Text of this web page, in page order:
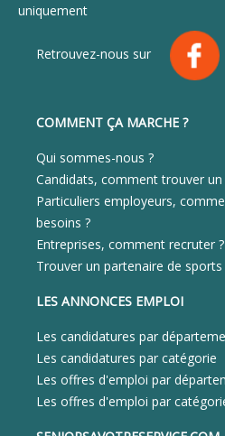
uniquement
Retrouvez-nous sur
COMMENT ÇA MARCHE ?
Qui sommes-nous ?
Candidats, comment trouver un
Particuliers employeurs,
besoins ?
Entreprises, comment recruter ?
Trouver un partenaire de
LES ANNONCES EMPLOI
Les candidatures par
Les candidatures par catégorie
Les offres d'emploi par
Les offres d'emploi par